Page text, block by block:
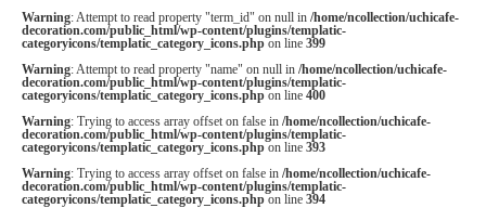
Warning: Attempt to read property "term_id" on null in /home/ncollection/uchicafe-
decoration.com/public_html/wp-content/plugins/templatic-
categoryicons/templatic_category_icons.phpon line 399
Warning: Attempt to read property "name" on null in /home/ncollection/uchicafe-
decoration.com/public_html/wp-content/plugins/templatic-
categoryicons/templatic_category_icons.phpon line 400
Warning: Trying to access array offset on false in /home/ncollection/uchicafe-
decoration.com/public_html/wp-content/plugins/templatic-
categoryicons/templatic_category_icons.phpon line 393
Warning: Trying to access array offset on false in /home/ncollection/uchicafe-
decoration.com/public_html/wp-content/plugins/templatic-
categoryicons/templatic_category_icons.phpon line 394